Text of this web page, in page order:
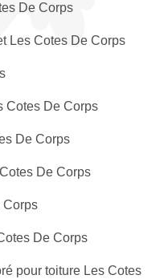
De Corps
Les Cotes De Corps
Cotes De Corps
De Corps
De Corps
Corps
De Corps
pour toiture Les Cotes